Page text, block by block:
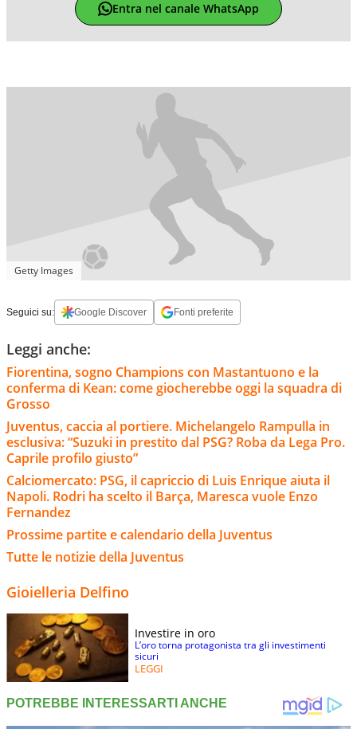
Entra nel canale WhatsApp
Getty Images
Seguici su: Google Discover Fonti preferite
Leggi anche:
Fiorentina, sogno Champions con Mastantuono e la
conferma di Kean: come giocherebbe oggi la squadra di
Grosso
Juventus, caccia al portiere. Michelangelo Rampulla in
esclusiva: “Suzuki in prestito dal PSG? Roba da Lega Pro.
Caprile profilo giusto”
Calciomercato: PSG, il capriccio di Luis Enrique aiuta il
Napoli. Rodri ha scelto il Barça, Maresca vuole Enzo
Fernandez
Prossime partite e calendario della Juventus
Tutte le notizie della Juventus
Gioielleria Delfino
Investire in oro
L’oro torna protagonista tra gli investimenti
sicuri
LEGGI